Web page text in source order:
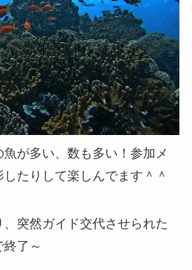
が多い、数も多い！参加メ
たりして楽しんでます＾＾
突然ガイド交代させられた
了～